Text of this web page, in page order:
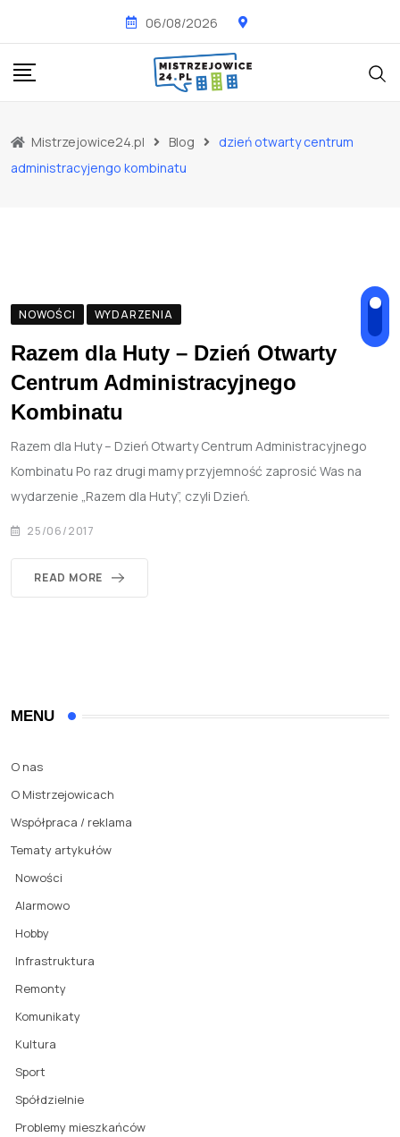
content
06/08/2026
Mistrzejowice24.pl Blog
dzień otwarty centrum
administracyjengo kombinatu
NOWOŚCI WYDARZENIA
Razem dla Huty – Dzień Otwarty
Centrum Administracyjnego
Kombinatu
Razem dla Huty – Dzień Otwarty Centrum Administracyjnego
Kombinatu Po raz drugi mamy przyjemność zaprosić Was na
wydarzenie „Razem dla Huty”, czyli Dzień.
25/06/2017
READ MORE
MENU
O nas
O Mistrzejowicach
Współpraca / reklama
Tematy artykułów
Nowości
Alarmowo
Hobby
Infrastruktura
Remonty
Komunikaty
Kultura
Sport
Spółdzielnie
Problemy mieszkańców